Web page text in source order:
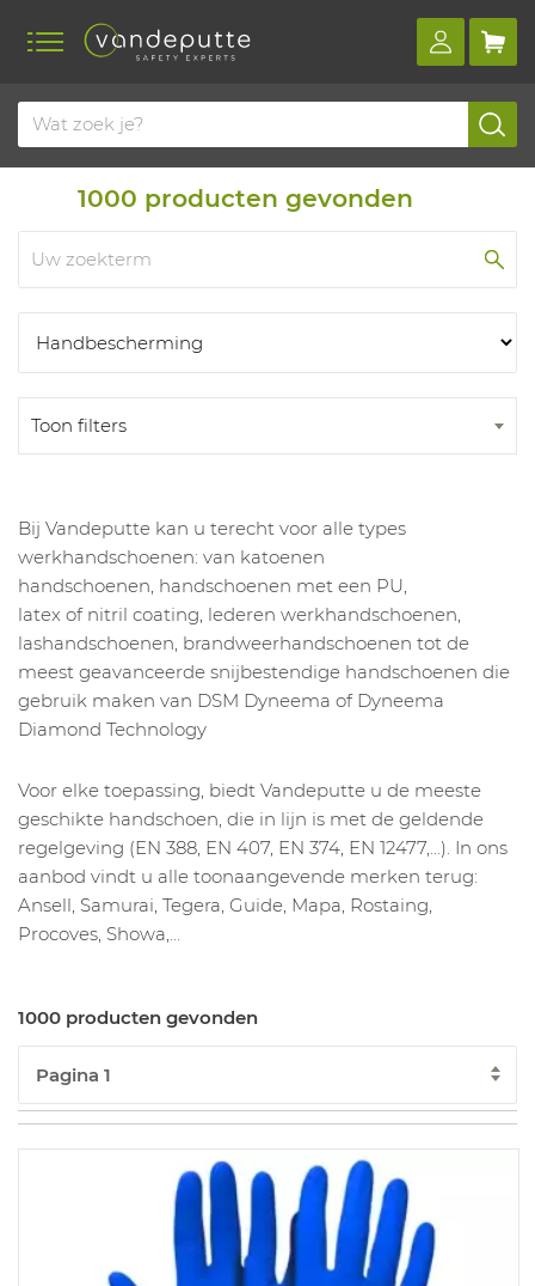
Home Producten
1000 producten gevonden
Toon filters
Bij Vandeputte kan u terecht voor alle types
werkhandschoenen: van katoenen
handschoenen, handschoenen met een PU,
latex of nitril coating, lederen werkhandschoenen,
lashandschoenen, brandweerhandschoenen tot de
meest geavanceerde snijbestendige handschoenen die
gebruik maken van DSM Dyneema of Dyneema
Diamond Technology
Voor elke toepassing, biedt Vandeputte u de meeste
geschikte handschoen, die in lijn is met de geldende
regelgeving (EN 388, EN 407, EN 374, EN 12477,…). In ons
aanbod vindt u alle toonaangevende merken terug:
Ansell, Samurai, Tegera, Guide, Mapa, Rostaing,
Procoves, Showa,…
1000 producten gevonden